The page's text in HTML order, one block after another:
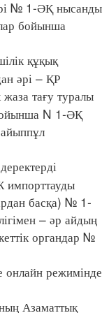
№ 1-ӘҚ нысанды
бойынша
құқық
әрі – ҚР
жаза тағу туралы
N 1-ӘҚ
импорттауды
басқа) № 1-
– әр айдың
органдар №
онлайн режимінде
Азаматтық